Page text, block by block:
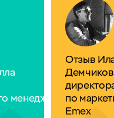
менеджера
Отзыв
по
Emex